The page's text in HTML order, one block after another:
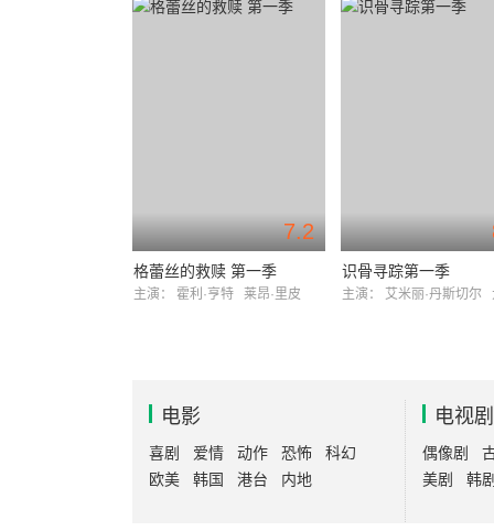
7.2
格蕾丝的救赎 第一季
主演： 霍利·亨特 莱昂·里皮
识骨寻踪第一季
主演： 艾米丽·丹斯切尔
电影
喜剧 爱情 动作 恐怖
科幻
欧美
韩国 港台 内地
电视剧
偶像剧
美剧
韩